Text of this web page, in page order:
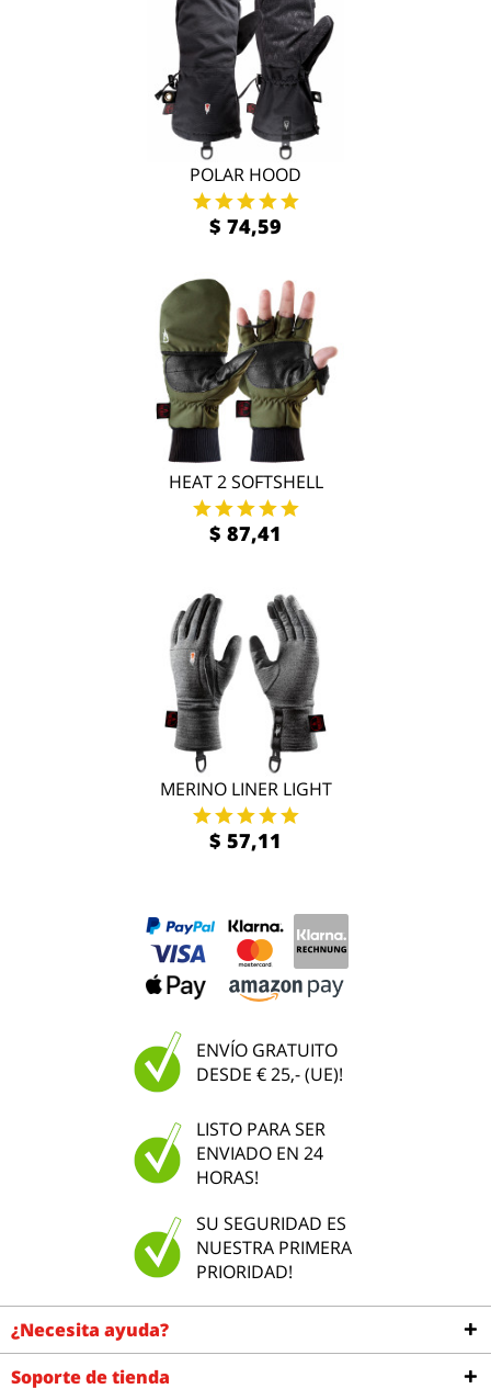
POLAR HOOD
$ 74,59
HEAT 2 SOFTSHELL
$ 87,41
MERINO LINER LIGHT
$ 57,11
ENVÍO GRATUITO
DESDE € 25,- (UE)!
LISTO PARA SER
ENVIADO EN 24
HORAS!
SU SEGURIDAD ES
NUESTRA PRIMERA
PRIORIDAD!
¿Necesita ayuda?
Soporte de tienda